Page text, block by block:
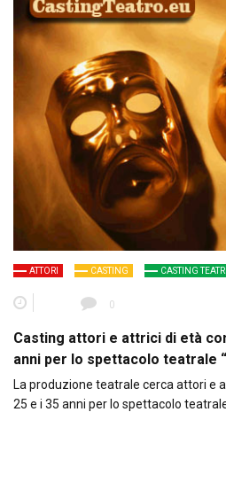
ATTORI CASTING CASTING
0
Casting attori e attrici di età
anni per lo spettacolo teatrale
La produzione teatrale cerca attori e
25 e i 35 anni per lo spettacolo